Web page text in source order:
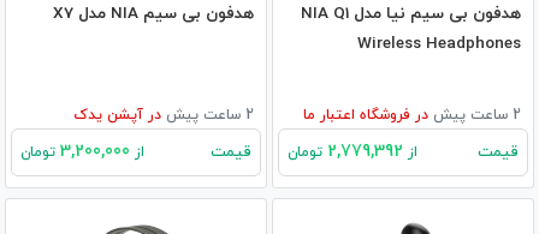
هدفون بی سیم نیا مدل NIA Q1
Wireless Headphones
2 ساعت پیش در فروشگاه اعتبار ما
قیمت از تومان
هدفون بی سیم NIA مدل X7
2 ساعت پیش در آپشن یدک
قیمت از تومان